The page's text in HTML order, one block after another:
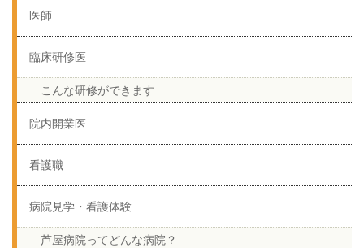
医師
臨床研修医
こんな研修ができます
院内開業医
看護職
病院見学・看護体験
芦屋病院ってどんな病院？